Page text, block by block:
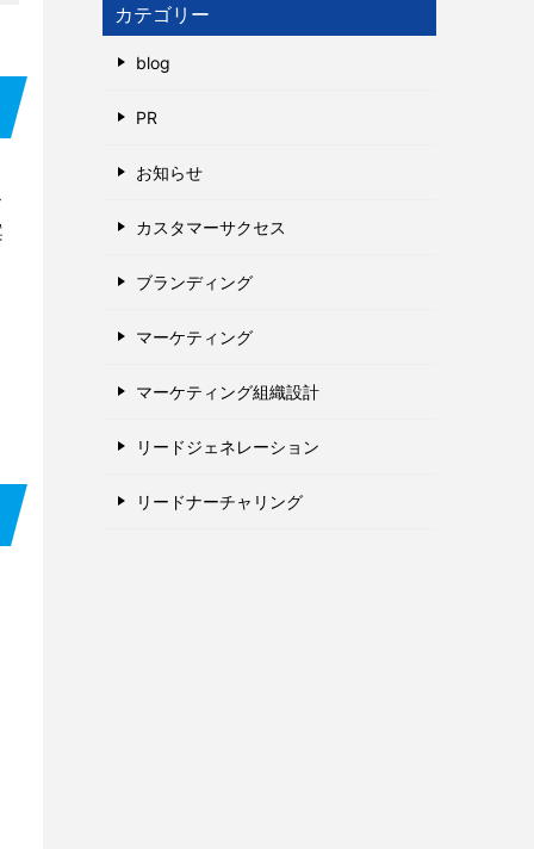
カテゴリー
blog
PR
お知らせ
カスタマーサクセス
ブランディング
マーケティング
マーケティング組織設計
リードジェネレーション
リードナーチャリング